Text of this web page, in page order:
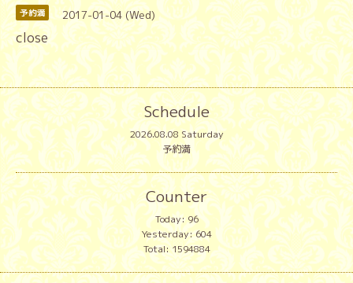
予約満 2017-01-04 (Wed)
close
Schedule
2026.08.08 Saturday
予約満
Counter
Today: 96
Yesterday:604
Total:1594884